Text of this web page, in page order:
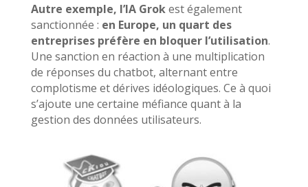
Autre exemple, l’IA Grokest également
sanctionnée : en Europe, un quart des
entreprises préfère en bloquer l’utilisation.
Une sanction en réaction à une multiplication
de réponses du chatbot, alternant entre
complotisme et dérives idéologiques. Ce à quoi
s’ajoute une certaine méfiance quant à la
gestion des données utilisateurs.